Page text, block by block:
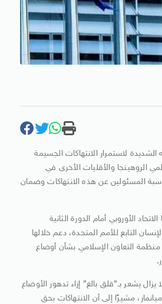
الشديدة لاستمرار الانتهاكات الجسيمة
الروهينجا والأقليات الأخرى في
المسئولين عن هذه الانتهاكات وضمان
الأوروبي أمام الدورة الثانية
التابع للأمم المتحدة، دعم خلالها
التعاون الإسلامي بشأن أوضاع
يزال يشعر بـ”قلق بالغ” إزاء تدهور الأوضاع
مشيرًا إلى أن الانتهاكات بحق